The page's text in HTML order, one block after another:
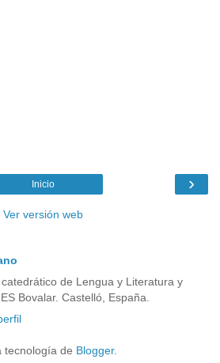
›
Inicio
Ver versión web
de Lengua y Literatura y
Bovalar. Castelló, España.
tecnología de Blogger.